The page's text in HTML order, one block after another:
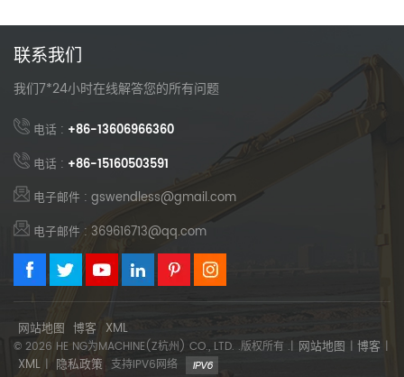
联系我们
我们7*24小时在线解答您的所有问题
电话 : +86-13606966360
电话 : +86-15160503591
电子邮件 : gswendless@gmail.com
电子邮件 : 369616713@qq.com
网站地图 博客 XML
© 2026 HE NG为MACHINE(Z杭州) CO., LTD. .版权所有 .| 网站地图 | 博客 |
XML | 隐私政策 支持IPV6网络